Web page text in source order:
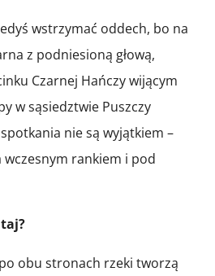
wstrzymać oddech, bo na
z podniesioną głową,
Czarnej Hańczy wijącym
w sąsiedztwie Puszczy
nie są wyjątkiem –
wczesnym rankiem i pod
obu stronach rzeki tworzą